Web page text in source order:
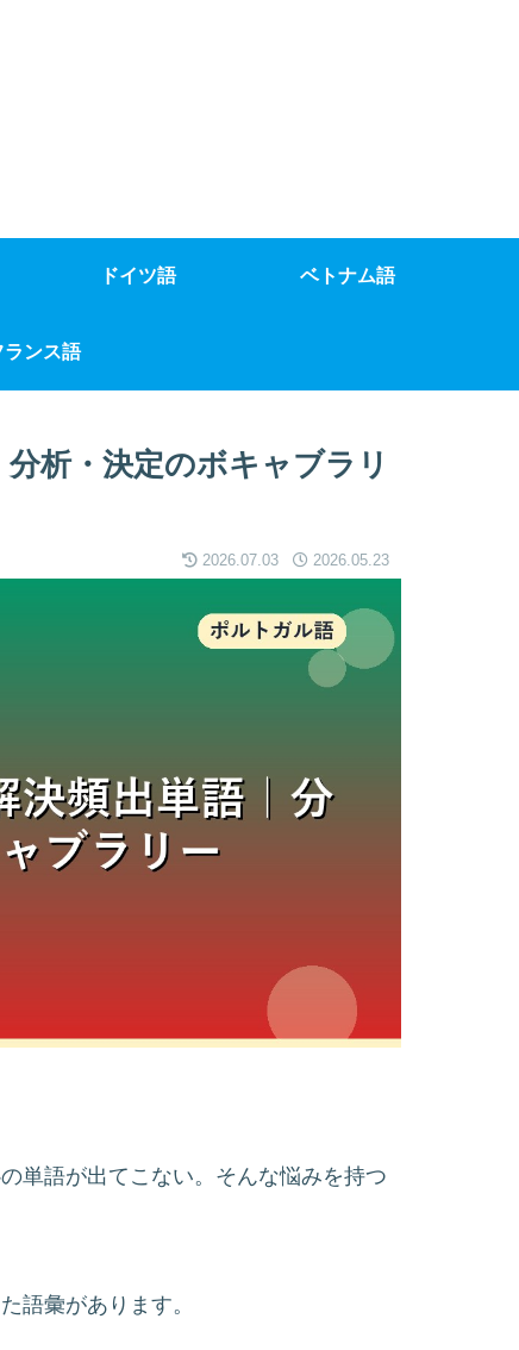
ドイツ語 ベトナム語
ランス語
析・決定のボキャブラリ
2026.07.03 2026.05.23
単語が出てこない。そんな悩みを持つ
語彙があります。